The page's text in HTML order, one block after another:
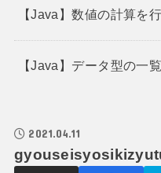
【Java】数値の計算を
【Java】データ型の一
2021.04.11